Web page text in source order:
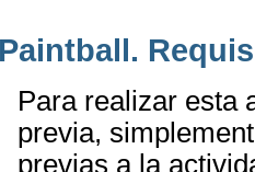
Paintball.
Para realizar esta
previa,
previas a la